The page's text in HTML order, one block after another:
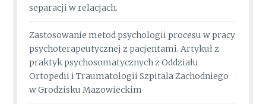
separacji w relacjach.
Zastosowanie metod psychologii procesu w pracy
psychoterapeutycznej z pacjentami. Artykuł z
praktyk psychosomatycznych z Oddziału
Ortopedii i Traumatologii Szpitala Zachodniego
w Grodzisku Mazowieckim